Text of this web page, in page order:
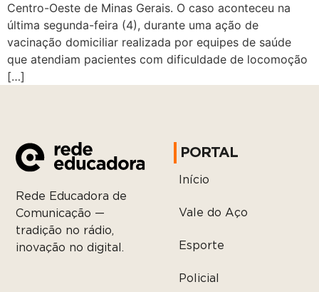
Centro-Oeste de Minas Gerais. O caso aconteceu na
última segunda-feira (4), durante uma ação de
vacinação domiciliar realizada por equipes de saúde
que atendiam pacientes com dificuldade de locomoção
[…]
Rede Educadora de
Comunicação —
tradição no rádio,
inovação no digital.
PORTAL
Início
Vale do Aço
Esporte
Policial